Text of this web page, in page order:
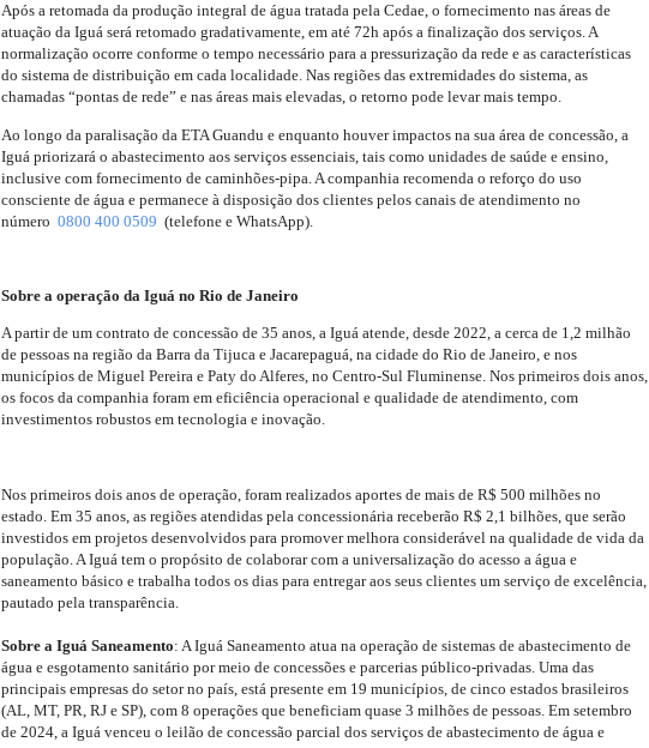
Após a retomada da produção integral de água tratada pela Cedae, o fornecimento nas áreas de
atuação da Iguá será retomado gradativamente, em até 72h após a finalização dos serviços. A
normalização ocorre conforme o tempo necessário para a pressurização da rede e as características
do sistema de distribuição em cada localidade. Nas regiões das extremidades do sistema, as
chamadas “pontas de rede” e nas áreas mais elevadas, o retorno pode levar mais tempo.
Ao longo da paralisação da ETA Guandu e enquanto houver impactos na sua área de concessão, a
Iguá priorizará o abastecimento aos serviços essenciais, tais como unidades de saúde e ensino,
inclusive com fornecimento de caminhões-pipa. A companhia recomenda o reforço do uso
consciente de água e permanece à disposição dos clientes pelos canais de atendimento no
número 0800 400 0509 (telefone e WhatsApp).
Sobre a operação da Iguá no Rio de Janeiro
A partir de um contrato de concessão de 35 anos, a Iguá atende, desde 2022, a cerca de 1,2 milhão
de pessoas na região da Barra da Tijuca e Jacarepaguá, na cidade do Rio de Janeiro, e nos
municípios de Miguel Pereira e Paty do Alferes, no Centro-Sul Fluminense. Nos primeiros dois anos,
os focos da companhia foram em eficiência operacional e qualidade de atendimento, com
investimentos robustos em tecnologia e inovação.
Nos primeiros dois anos de operação, foram realizados aportes de mais de R$ 500 milhões no
estado. Em 35 anos, as regiões atendidas pela concessionária receberão R$ 2,1 bilhões, que serão
investidos em projetos desenvolvidos para promover melhora considerável na qualidade de vida da
população. A Iguá tem o propósito de colaborar com a universalização do acesso a água e
saneamento básico e trabalha todos os dias para entregar aos seus clientes um serviço de excelência,
pautado pela transparência.
Sobre a Iguá Saneamento: A Iguá Saneamento atua na operação de sistemas de abastecimento de
água e esgotamento sanitário por meio de concessões e parcerias público-privadas. Uma das
principais empresas do setor no país, está presente em 19 municípios, de cinco estados brasileiros
(AL, MT, PR, RJ e SP), com 8 operações que beneficiam quase 3 milhões de pessoas. Em setembro
de 2024, a Iguá venceu o leilão de concessão parcial dos serviços de abastecimento de água e